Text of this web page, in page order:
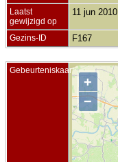
Laatst
gewijzigd op
11 jun 2010
Gezins-ID F167
Gebeurteniskaart
+
−